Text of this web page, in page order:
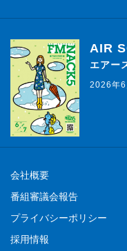
AIR
エアー
2026年6
会社概要
番組審議会報告
プライバシーポリシー
採用情報